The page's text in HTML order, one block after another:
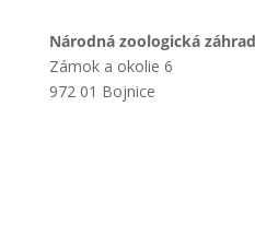
Národná zoologická
Zámok a okolie 6
972 01 Bojnice